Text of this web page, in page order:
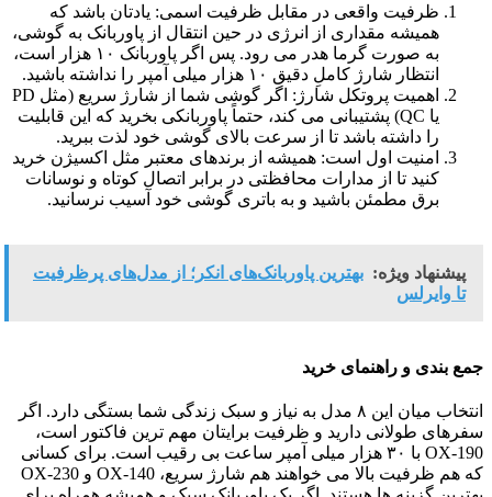
ظرفیت واقعی در مقابل ظرفیت اسمی: یادتان باشد که
همیشه مقداری از انرژی در حین انتقال از پاوربانک به گوشی،
به صورت گرما هدر می رود. پس اگر پاوربانک ۱۰ هزار است،
انتظار شارژ کاملِ دقیق ۱۰ هزار میلی آمپر را نداشته باشید.
اهمیت پروتکل شارژ: اگر گوشی شما از شارژ سریع (مثل PD
یا QC) پشتیبانی می کند، حتماً پاوربانکی بخرید که این قابلیت
را داشته باشد تا از سرعت بالای گوشی خود لذت ببرید.
امنیت اول است: همیشه از برندهای معتبر مثل اکسیژن خرید
کنید تا از مدارات محافظتی در برابر اتصال کوتاه و نوسانات
برق مطمئن باشید و به باتری گوشی خود آسیب نرسانید.
پیشنهاد ویژه: بهترین پاوربانک‌های انکر؛ از مدل‌های پرظرفیت
تا وایرلس
جمع بندی و راهنمای خرید
انتخاب میان این ۸ مدل به نیاز و سبک زندگی شما بستگی دارد. اگر
سفرهای طولانی دارید و ظرفیت برایتان مهم ترین فاکتور است،
OX-190 با ۳۰ هزار میلی آمپر ساعت بی رقیب است. برای کسانی
که هم ظرفیت بالا می خواهند هم شارژ سریع، OX-140 و OX-230